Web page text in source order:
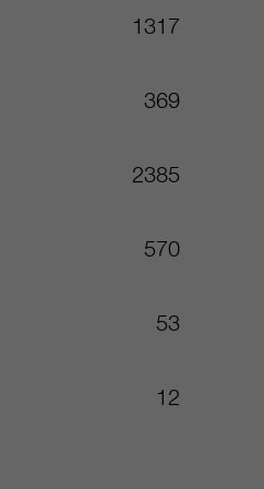
1317
369
2385
570
53
12